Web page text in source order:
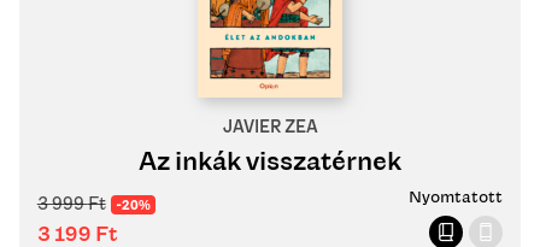
JAVIER ZEA
Az inkák visszatérnek
3 999Ft -20%
3 199 Ft
Nyomtatott